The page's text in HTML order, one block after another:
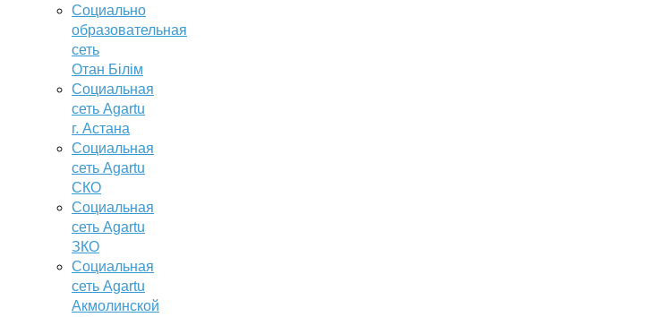
Социально
образовательная
сеть
Отан Бiлiм
Социальная
сеть Agartu
г. Астана
Социальная
сеть Agartu
СКО
Социальная
сеть Agartu
ЗКО
Социальная
сеть Agartu
Акмолинской